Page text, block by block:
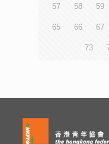
57 58 59
65 66 67
73